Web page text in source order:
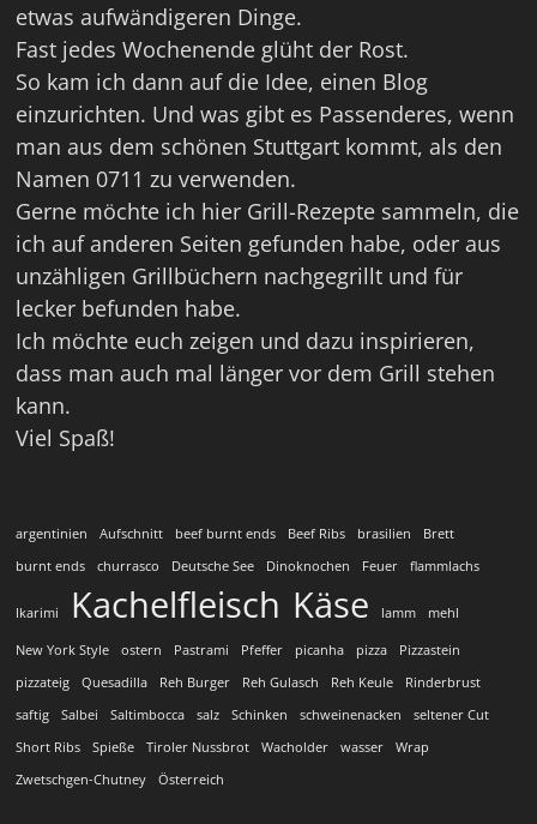
etwas aufwändigeren Dinge.
Fast jedes Wochenende glüht der Rost.
So kam ich dann auf die Idee, einen Blog
einzurichten. Und was gibt es Passenderes, wenn
man aus dem schönen Stuttgart kommt, als den
Namen 0711 zu verwenden.
Gerne möchte ich hier Grill-Rezepte sammeln, die
ich auf anderen Seiten gefunden habe, oder aus
unzähligen Grillbüchern nachgegrillt und für
lecker befunden habe.
Ich möchte euch zeigen und dazu inspirieren,
dass man auch mal länger vor dem Grill stehen
kann.
Viel Spaß!
argentinien Aufschnitt beef burnt ends Beef Ribs brasilien
Brett
burnt ends
churrasco Deutsche See Dinoknochen Feuer flammlachs
Ikarimi Kachelfleisch Käse lamm mehl
New York Style ostern Pastrami Pfeffer picanha pizza
Pizzastein
pizzateig
Quesadilla Reh Burger Reh Gulasch Reh Keule
Rinderbrust
saftig
Salbei Saltimbocca salz Schinken schweinenacken
seltener Cut
Short Ribs
Spieße Tiroler Nussbrot Wacholder wasser
Wrap
Zwetschgen-Chutney
Österreich